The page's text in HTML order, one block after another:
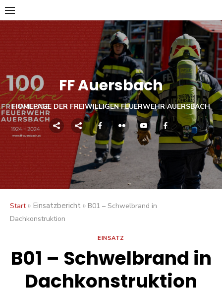
Skip
to
FF Auersbach
HOMEPAGE DER FREIWILLIGEN FEUERWEHR AUERSBACH
Start» Einsatzbericht » B01 – Schwelbrand in
Dachkonstruktion
EINSATZ
B01 – Schwelbrand in
Dachkonstruktion